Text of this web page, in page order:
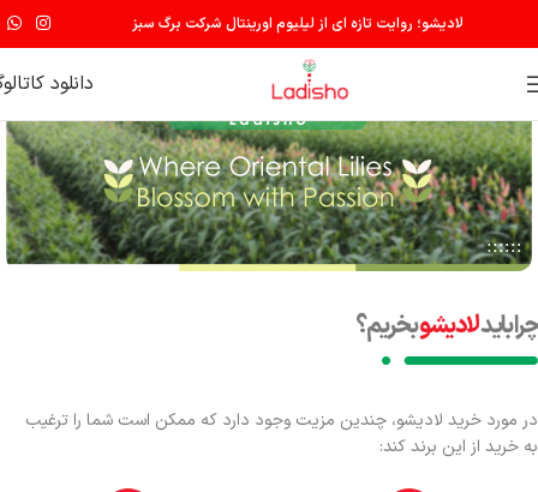
لادیشو؛ روایت تازه ای از لیلیوم اورینتال شرکت برگ سبز
دانلود
چرا بایدلادیشوبخریم؟
در مورد خرید لادیشو، چندین مزیت وجود دارد که ممکن است شما را ترغیب
به خرید از این برند کند: